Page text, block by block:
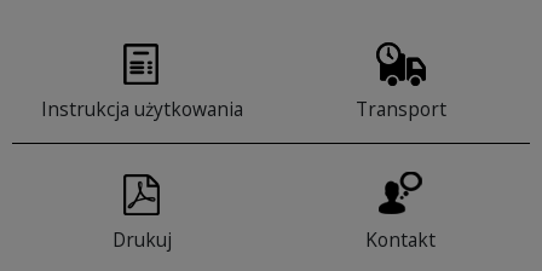
Instrukcja użytkowania Transport
Drukuj Kontakt